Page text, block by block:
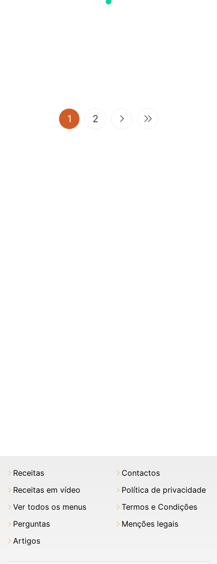
1 (current)
2
Receitas
Receitas em vídeo
Ver todos os menus
Perguntas
Artigos
Contactos
Política de privacidade
Termos e Condições
Menções legais